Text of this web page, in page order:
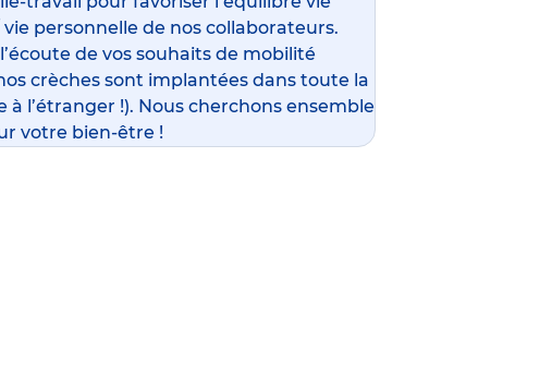
personnelle de nos collaborateurs.
de vos souhaits de mobilité
crèches sont implantées dans toute la
à l’étranger !). Nous cherchons ensemble
votre bien-être !